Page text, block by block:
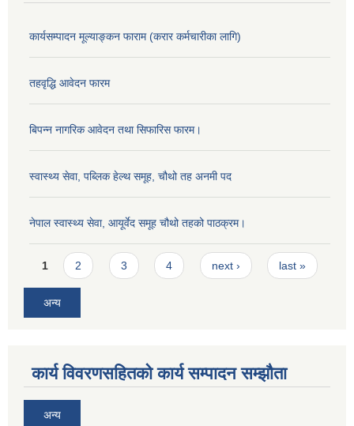
कार्यसम्पादन मूल्याङ्कन फाराम (करार कर्मचारीका लागि)
तहवृद्धि आवेदन फारम
बिपन्‍न नागरिक आवेदन तथा सिफारिस फारम।
स्वास्थ्य सेवा, पब्लिक हेल्‍थ समूह, चौथो तह अनमी पद
नेपाल स्वास्थ्य सेवा, आयूर्वेद समूह चौथो तहको पाठक्रम।
Pages
1 2 3 4 next › last »
अन्य
कार्य विवरणसहितको कार्य सम्पादन सम्झौता
अन्य